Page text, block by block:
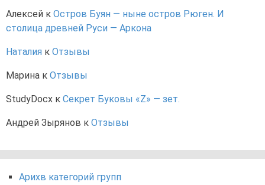
Алексей к Остров Буян — ныне остров Рюген. И
столица древней Руси — Аркона
Наталия к Отзывы
Марина к Отзывы
StudyDocx к Секрет Буковы «Z» — зет.
Андрей Зырянов к Отзывы
Арихв категорий групп